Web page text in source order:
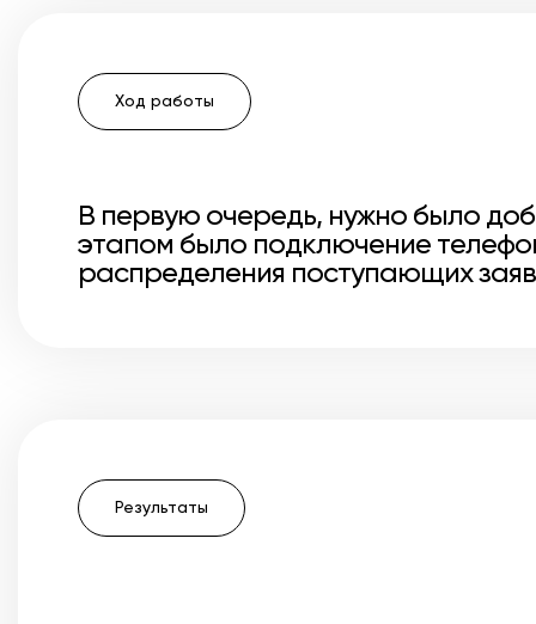
Ход работы
В первую очередь, нужно было
этапом было подключение
распределения поступающих
Результаты